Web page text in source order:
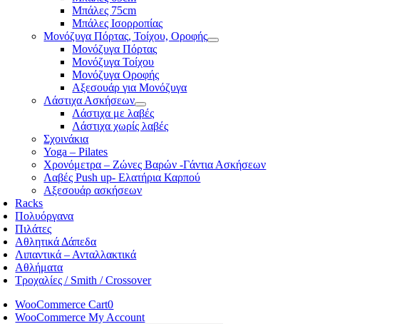
Μπάλες 75cm
Μπάλες Ισορροπίας
Μονόζυγα Πόρτας, Τοίχου, Οροφής
Μονόζυγα Πόρτας
Μονόζυγα Τοίχου
Μονόζυγα Οροφής
Αξεσουάρ για Μονόζυγα
Λάστιχα Ασκήσεων
Λάστιχα με λαβές
Λάστιχα χωρίς λαβές
Σχοινάκια
Yoga – Pilates
Χρονόμετρα – Ζώνες Βαρών -Γάντια Ασκήσεων
Λαβές Push up- Ελατήρια Καρπού
Αξεσουάρ ασκήσεων
Racks
Πολυόργανα
Πιλάτες
Αθλητικά Δάπεδα
Λιπαντικά – Ανταλλακτικά
Αθλήματα
Τροχαλίες / Smith / Crossover
WooCommerce Cart0
WooCommerce My Account